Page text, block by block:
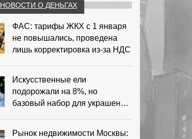
НОВОСТИ О ДЕНЬГАХ
ФАС: тарифы ЖКХ с 1 января
не повышались, проведена
лишь корректировка из‑за НДС
Искусственные ели
подорожали на 8%, но
базовый набор для украшения
Рынок недвижимости Москвы: